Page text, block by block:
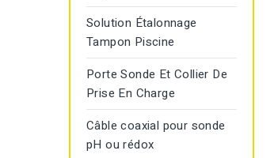
Solution Étalonnage
Tampon Piscine
Porte Sonde Et Collier De
Prise En Charge
Câble coaxial pour sonde
pH ou rédox